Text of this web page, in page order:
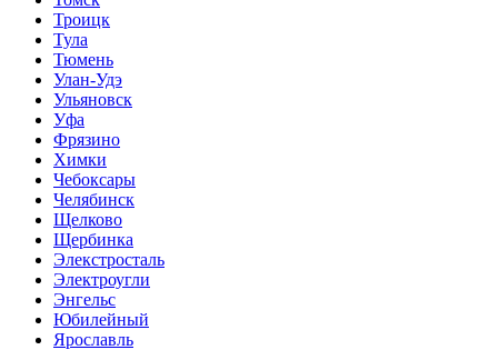
Троицк
Тула
Тюмень
Улан-Удэ
Ульяновск
Уфа
Фрязино
Химки
Чебоксары
Челябинск
Щелково
Щербинка
Элекстросталь
Электроугли
Энгельс
Юбилейный
Ярославль